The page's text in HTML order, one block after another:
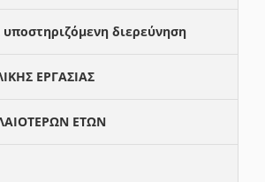
διερεύνηση
ΕΡΓΑΣΙΑΣ
ΕΤΩΝ